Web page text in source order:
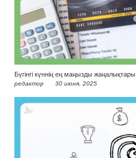
Бүгінгі күннің ең маңызды жаңалықтары
редактор 30 июня, 2025